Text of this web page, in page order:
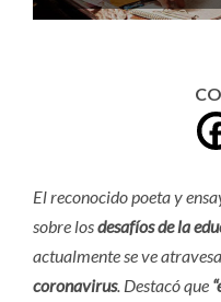
El reconocido poeta y
sobre losdesafíos de la
actualmente se ve
coronavirus. Destacó que